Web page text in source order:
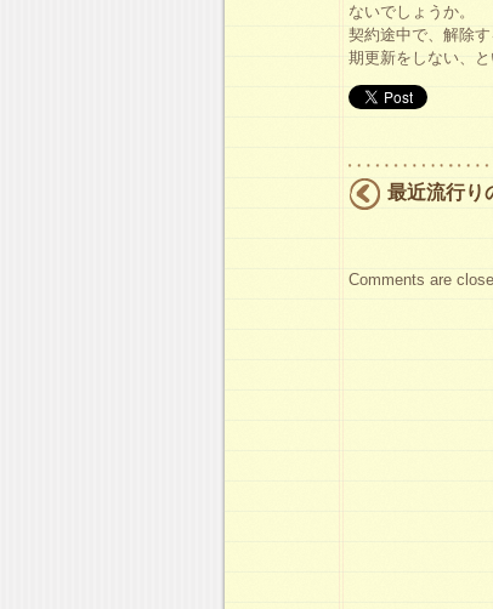
ないでしょうか。
契約途中で、解除
期更新をしない、
最近流行り
Comments are